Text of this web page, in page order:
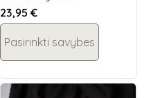
23,95 €
Pasirinkti savybes